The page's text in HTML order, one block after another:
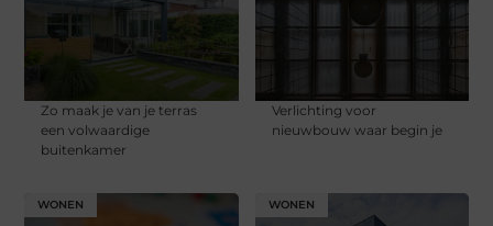
Zo maak je van je terras
een volwaardige
buitenkamer
Verlichting voor
nieuwbouw waar begin je
WONEN WONEN